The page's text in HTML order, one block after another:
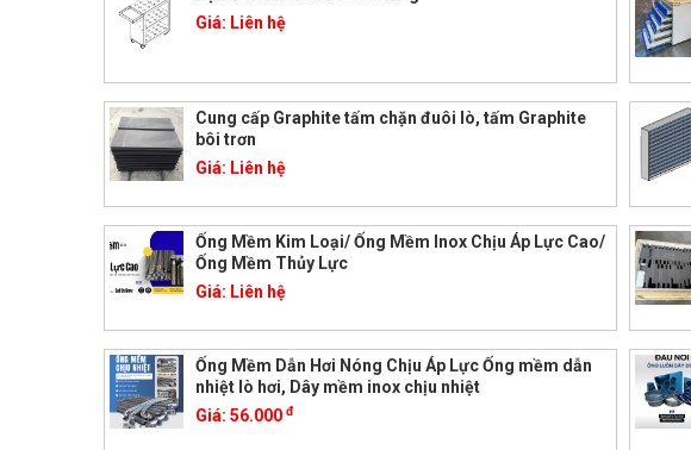
Giá: Liên hệ
Cung cấp Graphite tấm chặn đuôi lò, tấm Graphite
bôi trơn
Giá: Liên hệ
Ống Mềm Kim Loại/ Ống Mềm Inox Chịu Áp Lực Cao/
Ống Mềm Thủy Lực
Giá: Liên hệ
Ống Mềm Dẫn Hơi Nóng Chịu Áp Lực Ống mềm dẫn
nhiệt lò hơi, Dây mềm inox chịu nhiệt
Giá: 56.000 đ